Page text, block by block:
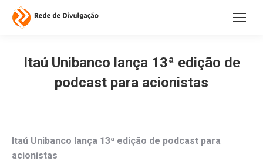
Itaú Unibanco lança 13ª edição de
podcast para acionistas
Itaú Unibanco lança 13ª edição de podcast para
acionistas